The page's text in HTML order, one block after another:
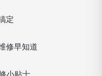
定
修早知道